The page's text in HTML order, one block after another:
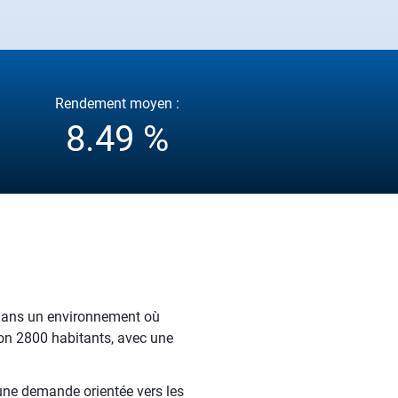
Rendement moyen :
8.49 %
un environnement où
2800 habitants, avec une
demande orientée vers les